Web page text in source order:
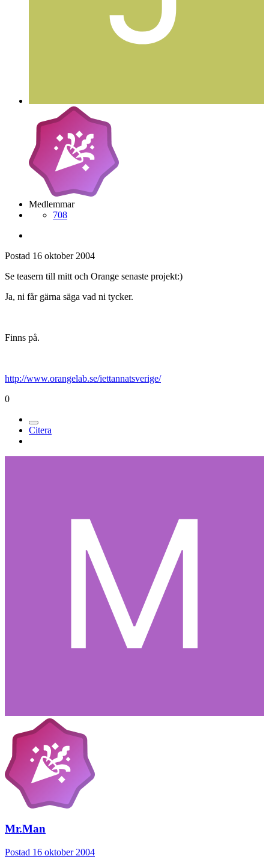
Medlemmar
708
Postad 16 oktober 2004
Se teasern till mitt och Orange senaste projekt:)
Ja, ni får gärna säga vad ni tycker.
Finns på.
http://www.orangelab.se/iettannatsverige/
0
Citera
Mr.Man
Postad 16 oktober 2004